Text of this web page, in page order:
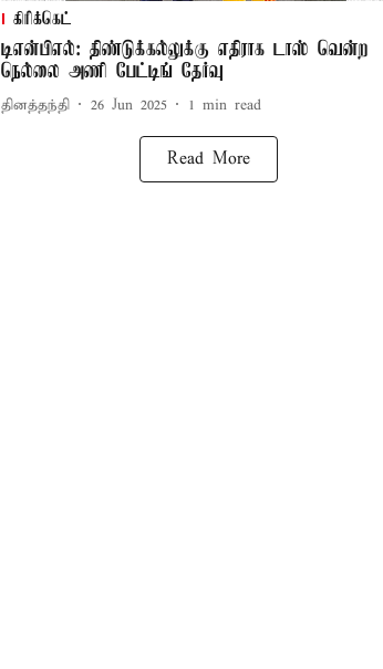
கிரிக்கெட்
டிஎன்பிஎல்: திண்டுக்கல்லுக்கு எதிராக டாஸ் வென்ற
நெல்லை அணி பேட்டிங் தேர்வு
தினத்தந்தி 26 Jun 2025 1 min read
Read More